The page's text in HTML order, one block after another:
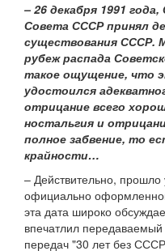
– 26 декабря 1991
Совета СССР принял
существования СССР.
рубеж распада
такое ощущение, что
удостоился
отрицание всего
ностальгия и
полное забвение, то
крайности…
– Действительно,
официально
эта дата широко
впечатлил
передач "30 лет без